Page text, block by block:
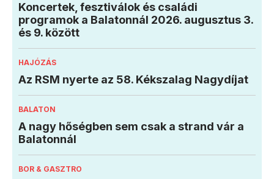
Koncertek, fesztiválok és családi
programok a Balatonnál 2026. augusztus 3.
és 9. között
HAJÓZÁS
Az RSM nyerte az 58. Kékszalag Nagydíjat
BALATON
A nagy hőségben sem csak a strand vár a
Balatonnál
BOR & GASZTRO